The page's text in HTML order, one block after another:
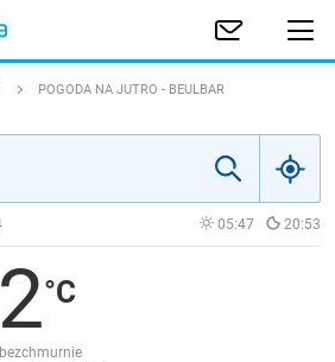
POGODA NA JUTRO - BEULBAR
05:47 20:53